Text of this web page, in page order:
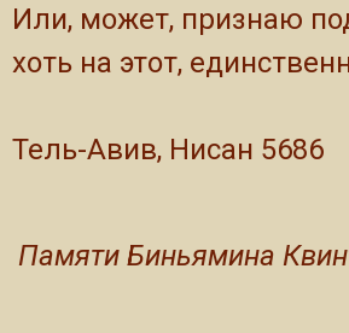
Или, может, признаю
хоть на этот,
Тель-Авив, Нисан 5686
Памяти Биньямина